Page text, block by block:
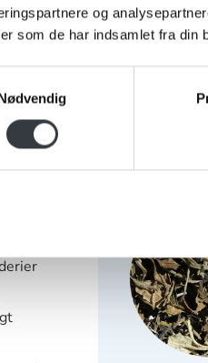
og
som de har indsamlet fra din
1 x 1 kg
Hvid te China